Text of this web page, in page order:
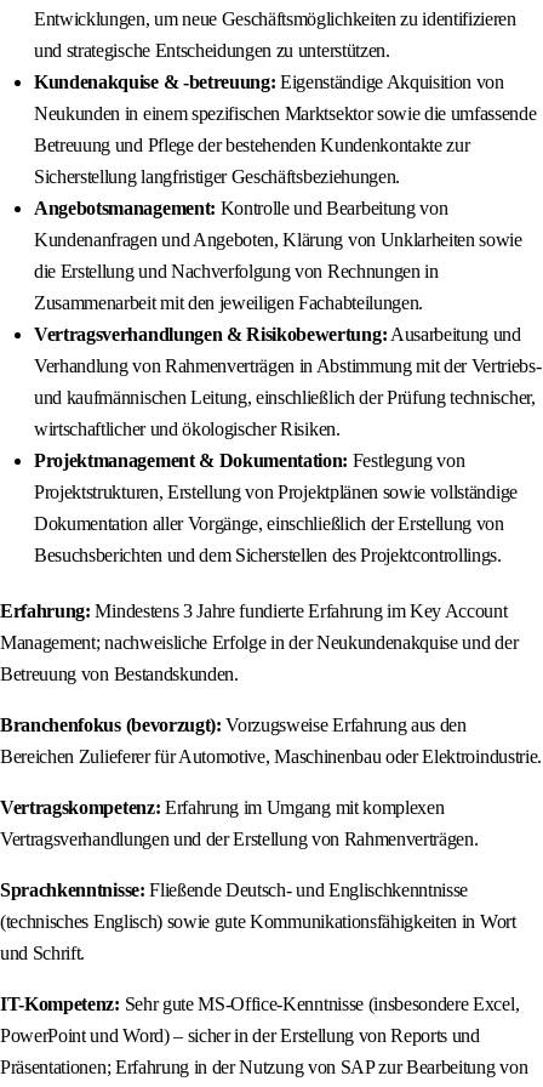
Entwicklungen, um neue Geschäftsmöglichkeiten zu identifizieren
und strategische Entscheidungen zu unterstützen.
Kundenakquise & -betreuung: Eigenständige Akquisition von
Neukunden in einem spezifischen Marktsektor sowie die umfassende
Betreuung und Pflege der bestehenden Kundenkontakte zur
Sicherstellung langfristiger Geschäftsbeziehungen.
Angebotsmanagement: Kontrolle und Bearbeitung von
Kundenanfragen und Angeboten, Klärung von Unklarheiten sowie
die Erstellung und Nachverfolgung von Rechnungen in
Zusammenarbeit mit den jeweiligen Fachabteilungen.
Vertragsverhandlungen & Risikobewertung: Ausarbeitung und
Verhandlung von Rahmenverträgen in Abstimmung mit der Vertriebs-
und kaufmännischen Leitung, einschließlich der Prüfung technischer,
wirtschaftlicher und ökologischer Risiken.
Projektmanagement & Dokumentation: Festlegung von
Projektstrukturen, Erstellung von Projektplänen sowie vollständige
Dokumentation aller Vorgänge, einschließlich der Erstellung von
Besuchsberichten und dem Sicherstellen des Projektcontrollings.
Erfahrung: Mindestens 3 Jahre fundierte Erfahrung im Key Account
Management; nachweisliche Erfolge in der Neukundenakquise und der
Betreuung von Bestandskunden.
Branchenfokus (bevorzugt): Vorzugsweise Erfahrung aus den
Bereichen Zulieferer für Automotive, Maschinenbau oder Elektroindustrie.
Vertragskompetenz: Erfahrung im Umgang mit komplexen
Vertragsverhandlungen und der Erstellung von Rahmenverträgen.
Sprachkenntnisse: Fließende Deutsch- und Englischkenntnisse
(technisches Englisch) sowie gute Kommunikationsfähigkeiten in Wort
und Schrift.
IT-Kompetenz: Sehr gute MS-Office-Kenntnisse (insbesondere Excel,
PowerPoint und Word) – sicher in der Erstellung von Reports und
Präsentationen; Erfahrung in der Nutzung von SAP zur Bearbeitung von